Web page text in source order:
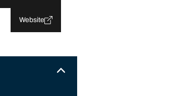
Website